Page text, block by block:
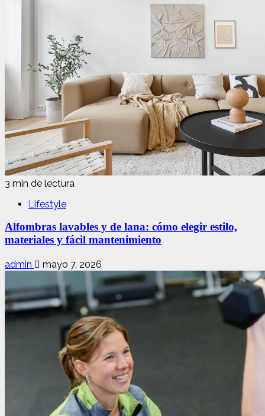
3 min de lectura
Lifestyle
Alfombras lavables y de lana: cómo elegir estilo,
materiales y fácil mantenimiento
admin mayo 7, 2026